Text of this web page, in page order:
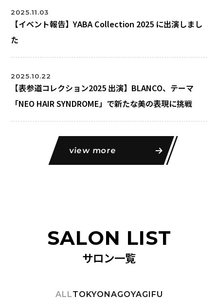
2025.11.03
【イベント報告】YABA Collection 2025 に出演しまし
た
2025.10.22
【表参道コレクション2025 出演】BLANCO、テーマ
「NEO HAIR SYNDROME」で新たな美の表現に挑戦
view more
SALON LIST
サロン一覧
ALLTOKYO NAGOYAGIFU